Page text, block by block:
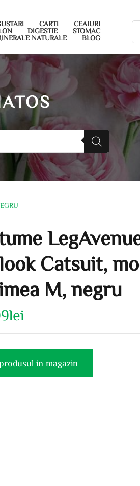
CARTI
CEAIURI
DIGESTIE
STOMAC
NATURALE BLOG
Catsuit,
M, negru
lei
in magazin